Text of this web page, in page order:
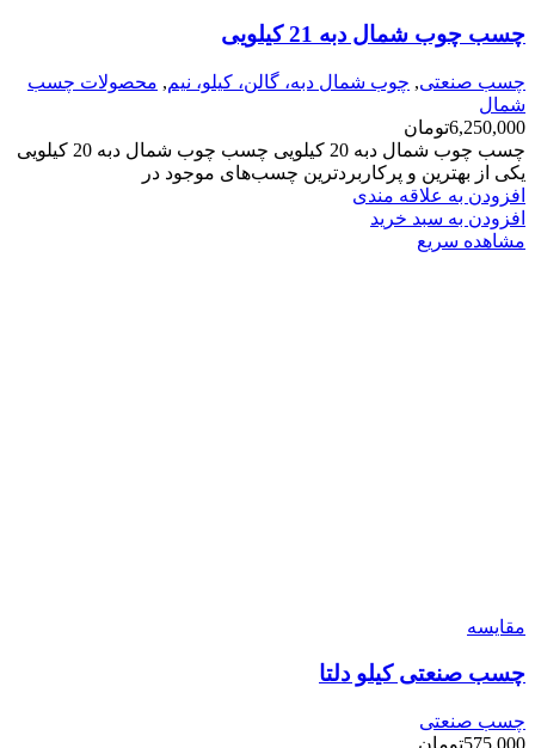
چسب چوب شمال دبه 21 کیلویی
چسب صنعتی, چوب شمال دبه، گالن، کیلو، نیم, محصولات چسب
شمال
6,250,000تومان
چسب چوب شمال دبه 20 کیلویی چسب چوب شمال دبه 20 کیلویی
یکی از بهترین و پرکاربردترین چسب‌های موجود در
افزودن به علاقه مندی
افزودن به سبد خرید
مشاهده سریع
مقایسه
چسب صنعتی کیلو دلتا
چسب صنعتی
575,000تومان